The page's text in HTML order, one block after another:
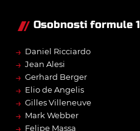
Osobnosti formule 1
→ Daniel Ricciardo
→ Jean Alesi
→ Gerhard Berger
→ Elio de Angelis
→ Gilles Villeneuve
→ Mark Webber
Felipe Massa